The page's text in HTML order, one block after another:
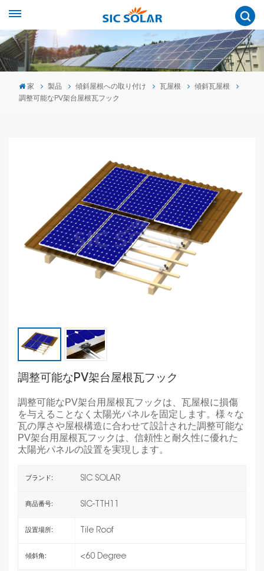
家 製品 傾斜屋根への取り付け 瓦屋根
傾斜瓦屋根
調整可能なPV架台屋根瓦フック
調整可能なPV架台屋根瓦フック
調整可能なPV架台用屋根瓦フックは、瓦屋根に損傷
を与えることなく太陽光パネルを固定します。様々な
瓦の厚さや屋根構造に合わせて設計された調整可能な
PV架台用屋根瓦フックは、信頼性と耐久性に優れた
太陽光パネルの設置を実現します。
ブランド: SIC SOLAR
商品番号: SIC-TTH11
設置場所: Tile Roof
傾斜角: <60 Degree